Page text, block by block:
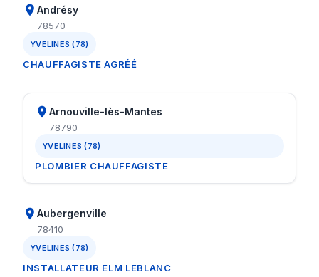
Andrésy
78570
YVELINES (78)
CHAUFFAGISTE AGRÉÉ
Arnouville-lès-Mantes
78790
YVELINES (78)
PLOMBIER CHAUFFAGISTE
Aubergenville
78410
YVELINES (78)
INSTALLATEUR ELM LEBLANC